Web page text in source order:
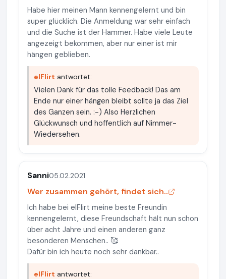
Habe hier meinen Mann kennengelernt und bin
super glücklich. Die Anmeldung war sehr einfach
und die Suche ist der Hammer. Habe viele Leute
angezeigt bekommen, aber nur einer ist mir
hängen geblieben.
elFlirt antwortet:
Vielen Dank für das tolle Feedback! Das am
Ende nur einer hängen bleibt sollte ja das Ziel
des Ganzen sein. :-) Also Herzlichen
Glückwunsch und hoffentlich auf Nimmer-
Wiedersehen.
Sanni05.02.2021
Wer zusammen gehört, findet sich..
Ich habe bei elFlirt meine beste Freundin
kennengelernt, diese Freundschaft hält nun schon
über acht Jahre und einen anderen ganz
besonderen Menschen.. 🥰
Dafür bin ich heute noch sehr dankbar..
elFlirt antwortet: